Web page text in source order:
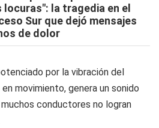
locuras": la tragedia en el
Sur que dejó mensajes
de dolor
por la vibración del
movimiento, genera un sonido
conductores no logran